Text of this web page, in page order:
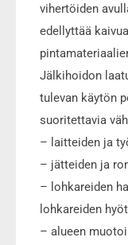
vihertöiden
edellyttää
Jälkihoidon
tulevan käytön
suoritettavia
– laitteiden ja
– jätteiden ja
– lohkareiden
lohkareiden
– alueen